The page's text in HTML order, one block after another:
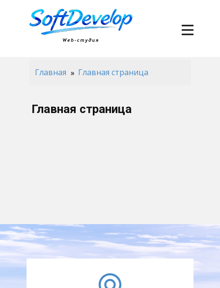
Главная Главная страница
Главная страница